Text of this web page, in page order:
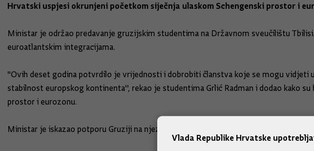
Hrvatski uspjesi okrunjeni početkom siječnja ulaskom Schengenski prostor i
Ministar je održao predavanje gruzijskim studentima na Državnom sveučilištu
euroatlantskim integracijama.
"Ovih deset godina potvrdilo je vrijednosti i dobrobiti članstva koje se mogu vidjeti
stabilnost europskog kontinenta'', rekao je studentima Grlić Radman i dodao kako
prostor i eurozonu.
Ministar je iskazao potporu Gruziji na njezinom putu prema članstvu u EU-u.
Vlada Republike Hrvatske